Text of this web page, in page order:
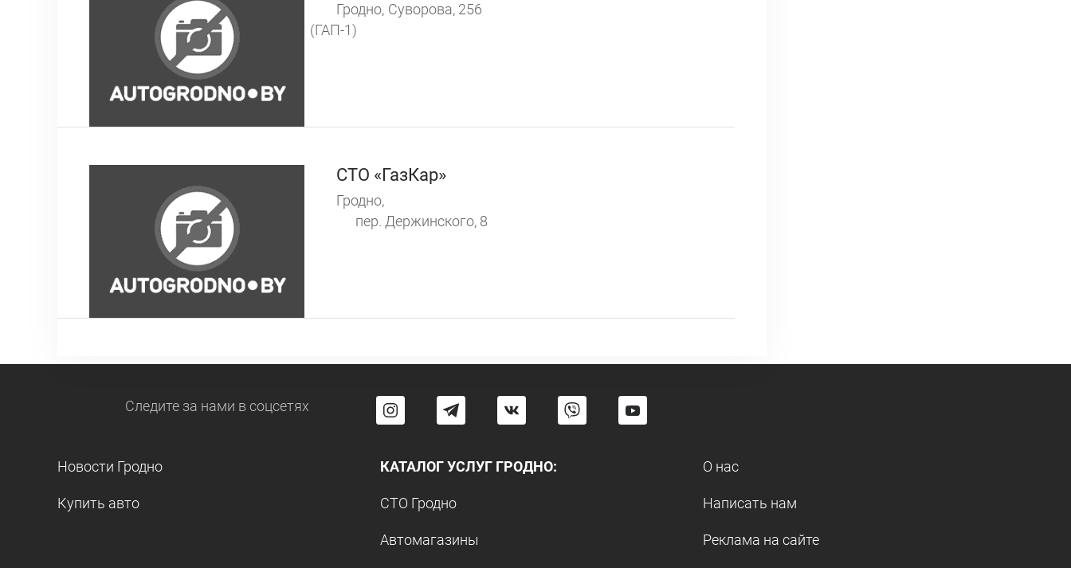
Гродно, Суворова, 256
(ГАП-1)
СТО «ГазКар»
Гродно,
пер. Держинского, 8
Следите за нами в соцсетях
Новости Гродно
Купить авто
КАТАЛОГ УСЛУГ ГРОДНО:
СТО Гродно
Автомагазины
О нас
Написать нам
Реклама на сайте